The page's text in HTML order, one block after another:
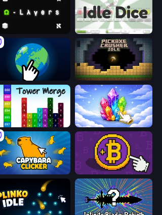
Omega Layers Idle Dice
Planet Clicker 2 Pickaxe Crusher Idle
Tower Merge Crystalia Idle Clicker
Capybara Clicker Money Maker